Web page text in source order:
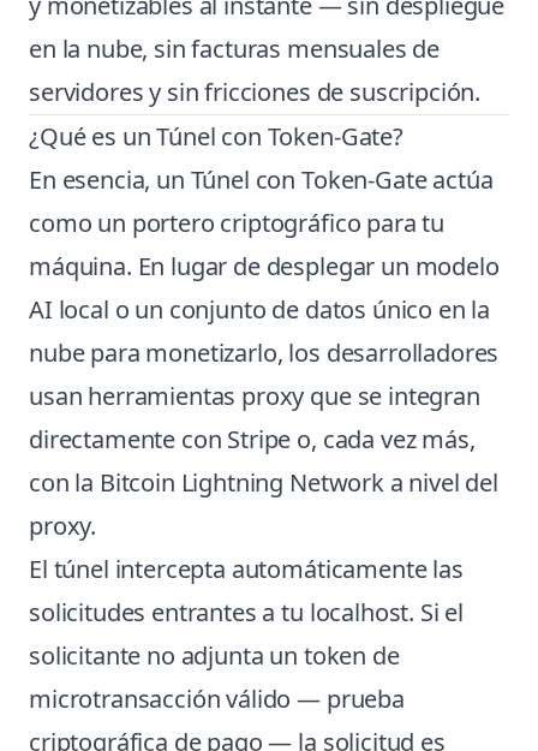
en la nube, sin facturas mensuales de
servidores y sin fricciones de suscripción.
¿Qué es un Túnel con Token-Gate?
En esencia, un Túnel con Token-Gate actúa
como un portero criptográfico para tu
máquina. En lugar de desplegar un modelo
AI local o un conjunto de datos único en la
nube para monetizarlo, los desarrolladores
usan herramientas proxy que se integran
directamente con Stripe o, cada vez más,
con la Bitcoin Lightning Network a nivel del
proxy.
El túnel intercepta automáticamente las
solicitudes entrantes a tu localhost. Si el
solicitante no adjunta un token de
microtransacción válido — prueba
criptográfica de pago — la solicitud es